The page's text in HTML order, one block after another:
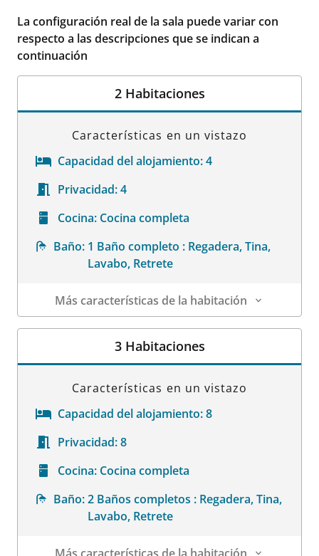
La configuración real de la sala puede variar con
respecto a las descripciones que se indican a
continuación
2 Habitaciones
Características en un vistazo
Capacidad del alojamiento:4
Privacidad:4
Cocina: Cocina completa
Baño: 1 Baño completo : Regadera, Tina,
Lavabo, Retrete
Más características de la habitación
Datos de la habitación
3 Habitaciones
Características en un vistazo
Capacidad del alojamiento:8
Privacidad:8
Cocina: Cocina completa
Baño: 2 Baños completos : Regadera, Tina,
Lavabo, Retrete